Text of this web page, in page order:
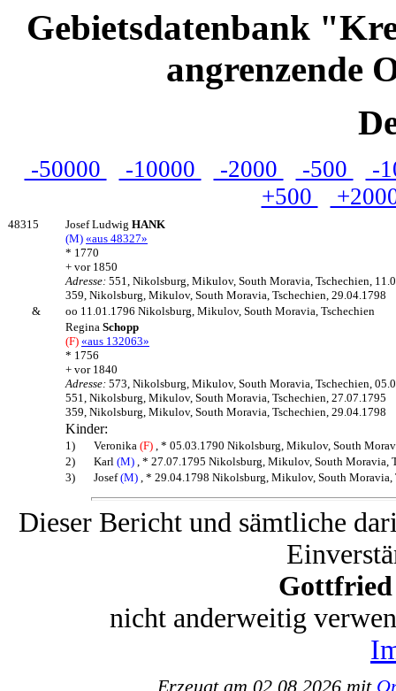
Gebietsdatenbank
angrenzende
-50000 -10000 -2000 -500
-
+500
48315 Josef Ludwig HANK
(M) «aus 48327»
* 1770
+ vor 1850
Adresse: 551, Nikolsburg, Mikulov, South Moravia, Tschechien,
359, Nikolsburg, Mikulov, South Moravia, Tschechien, 29.04.1798
&
oo 11.01.1796 Nikolsburg, Mikulov, South Moravia, Tschechien
Regina Schopp
(F) «aus 132063»
* 1756
+ vor 1840
Adresse: 573, Nikolsburg, Mikulov, South Moravia, Tschechien,
551, Nikolsburg, Mikulov, South Moravia, Tschechien, 27.07.1795
359, Nikolsburg, Mikulov, South Moravia, Tschechien, 29.04.1798
Kinder:
1) Veronika (F) , * 05.03.1790 Nikolsburg, Mikulov, South
2)
Karl (M) , * 27.07.1795 Nikolsburg, Mikulov, South Moravia,
3)
Josef(M) , * 29.04.1798 Nikolsburg, Mikulov, South Moravia,
Dieser Bericht und sämtliche
Gottfried
nicht anderweitig
Erzeugt am 02.08.2026 mit